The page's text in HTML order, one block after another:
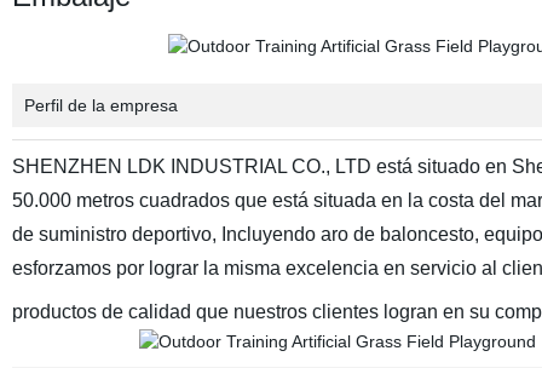
Perfil de la empresa
SHENZHEN LDK INDUSTRIAL CO., LTD está situado en
50.000 metros cuadrados que está situada en la costa del
de suministro deportivo, Incluyendo aro de baloncesto,
esforzamos por lograr la misma excelencia en servicio al
productos de calidad que nuestros clientes logran en su